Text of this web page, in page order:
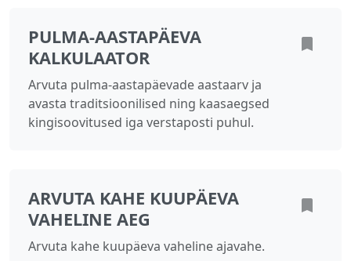
PULMA-AASTAPÄEVA
KALKULAATOR
Arvuta pulma-aastapäevade aastaarv ja
avasta traditsioonilised ning kaasaegsed
kingisoovitused iga verstaposti puhul.
ARVUTA KAHE KUUPÄEVA
VAHELINE AEG
Arvuta kahe kuupäeva vaheline ajavahe.